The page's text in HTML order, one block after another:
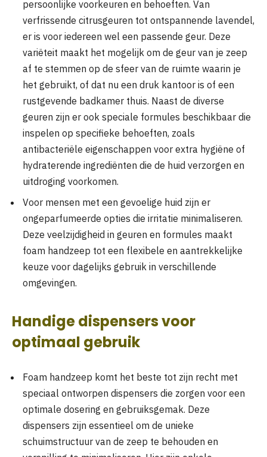
persoonlijke voorkeuren en behoeften. Van
verfrissende citrusgeuren tot ontspannende lavendel,
er is voor iedereen wel een passende geur. Deze
variëteit maakt het mogelijk om de geur van je zeep
af te stemmen op de sfeer van de ruimte waarin je
het gebruikt, of dat nu een druk kantoor is of een
rustgevende badkamer thuis. Naast de diverse
geuren zijn er ook speciale formules beschikbaar die
inspelen op specifieke behoeften, zoals
antibacteriële eigenschappen voor extra hygiëne of
hydraterende ingrediënten die de huid verzorgen en
uitdroging voorkomen.
Voor mensen met een gevoelige huid zijn er
ongeparfumeerde opties die irritatie minimaliseren.
Deze veelzijdigheid in geuren en formules maakt
foam handzeep tot een flexibele en aantrekkelijke
keuze voor dagelijks gebruik in verschillende
omgevingen.
Handige dispensers voor
optimaal gebruik
Foam handzeep komt het beste tot zijn recht met
speciaal ontworpen dispensers die zorgen voor een
optimale dosering en gebruiksgemak. Deze
dispensers zijn essentieel om de unieke
schuimstructuur van de zeep te behouden en